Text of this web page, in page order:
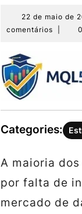
22 de maio de
comentários
Categories:
A maioria
por falta de
mercado de